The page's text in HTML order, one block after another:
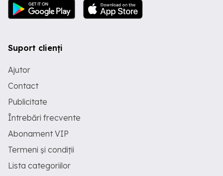
Suport clienți
Ajutor
Contact
Publicitate
Întrebări frecvente
Abonament VIP
Termeni și condiții
Lista categoriilor